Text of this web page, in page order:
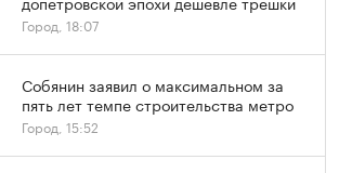
Город, 18:07
Собянин заявил о максимальном за
пять лет темпе строительства метро
Город, 15:52